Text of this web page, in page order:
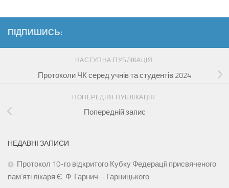
ПІДПИШИСЬ:
НАСТУПНА ПУБЛІКАЦІЯ
Протоколи ЧК серед учнів та студентів 2024
ПОПЕРЕДНЯ ПУБЛІКАЦІЯ
Попередній запис
НЕДАВНІ ЗАПИСИ
Протокол 10-го відкритого Кубку Федерації присвяченого
памʼяті лікаря Є. Ф. Гарнич – Гарницького.